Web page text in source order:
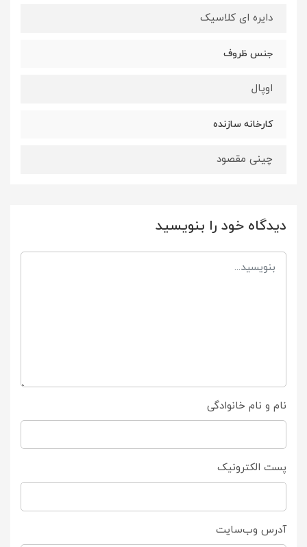
دایره ای کلاسیک
جنس ظروف
اوپال
کارخانه سازنده
چینی مقصود
دیدگاه خود را بنویسید
نام و نام خانوادگی
پست الکترونیک
آدرس وب‌سایت